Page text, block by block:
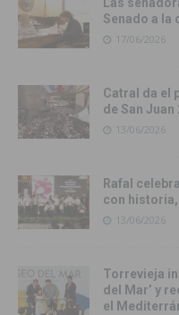
Las
Senado a la
17/06/2026
Catral da el
de San
13/06/2026
Rafal
con historia,
13/06/2026
Torrevieja
del Mar’ y
el